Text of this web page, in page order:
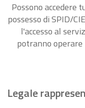
Possono accedere
possesso di SPID/
l'accesso al
potranno
Legale